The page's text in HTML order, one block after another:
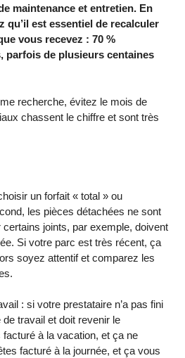
maintenance et entretien. En
qu’il est essentiel de recalculer
vous recevez : 70 %
parfois de plusieurs centaines
recherche, évitez le mois de
chassent le chiffre et sont très
un forfait « total » ou
les pièces détachées ne sont
joints, par exemple, doivent
Si votre parc est très récent, ça
soyez attentif et comparez les
: si votre prestataire n’a pas fini
travail et doit revenir le
à la vacation, et ça ne
facturé à la journée, et ça vous